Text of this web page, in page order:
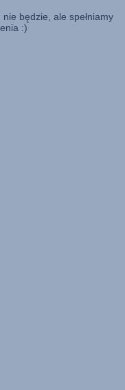
będzie, ale spełniamy
:)